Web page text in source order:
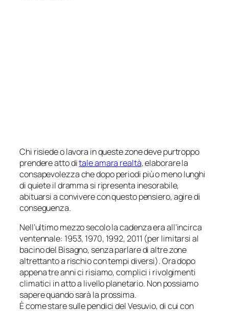
Chi risiede o lavora in queste zone deve purtroppo
prendere atto ditale amara realtà, elaborare la
consapevolezza che dopo periodi più o meno lunghi
di quiete il dramma si ripresenta inesorabile,
abituarsi a convivere con questo pensiero, agire di
conseguenza.
Nell’ultimo mezzo secolo la cadenza era all’incirca
ventennale: 1953, 1970, 1992, 2011 (per limitarsi al
bacino del Bisagno, senza parlare di altre zone
altrettanto a rischio con tempi diversi). Ora dopo
appena tre anni ci risiamo, complici i rivolgimenti
climatici in atto a livello planetario. Non possiamo
sapere quando sarà la prossima.
È come stare sulle pendici del Vesuvio, di cui con